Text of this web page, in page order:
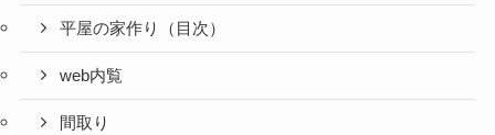
平屋の家作り（目次）
web内覧
間取り